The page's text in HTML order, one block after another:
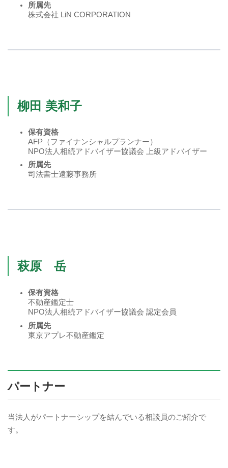
所属先
株式会社 LiN CORPORATION
柳田 美和子
保有資格
AFP（ファイナンシャルプランナー）
NPO法人相続アドバイザー協議会 上級アドバイザー
所属先
司法書士遠藤事務所
萩原 岳
保有資格
不動産鑑定士
NPO法人相続アドバイザー協議会 認定会員
所属先
東京アプレ不動産鑑定
パートナー
当法人がパートナーシップを結んでいる相談員のご紹介で
す。